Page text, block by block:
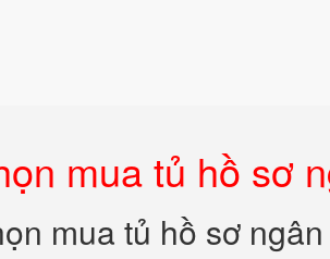
mua tủ hồ sơ
mua tủ hồ sơ